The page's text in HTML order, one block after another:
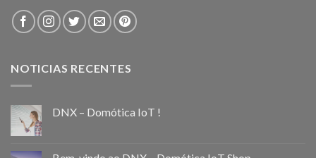
NOTICIAS RECENTES
DNX – Domótica IoT !